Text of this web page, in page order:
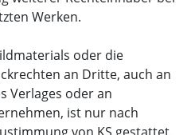
Werken.
oder die
an Dritte, auch an
Verlages oder an
ist nur nach